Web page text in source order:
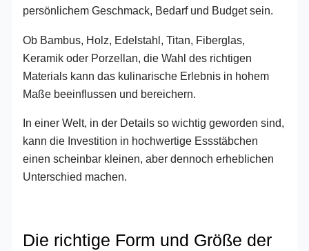
persönlichem Geschmack, Bedarf und Budget sein.
Ob Bambus, Holz, Edelstahl, Titan, Fiberglas,
Keramik oder Porzellan, die Wahl des richtigen
Materials kann das kulinarische Erlebnis in hohem
Maße beeinflussen und bereichern.
In einer Welt, in der Details so wichtig geworden sind,
kann die Investition in hochwertige Essstäbchen
einen scheinbar kleinen, aber dennoch erheblichen
Unterschied machen.
Die richtige Form und Größe der